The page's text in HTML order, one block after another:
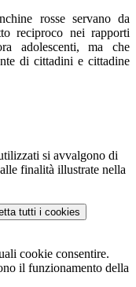
rosse servano da
reciproco nei rapporti
adolescenti, ma che
di cittadini e cittadine
si avvalgono di
finalità illustrate nella
tutti i cookies
cookie consentire.
il funzionamento della